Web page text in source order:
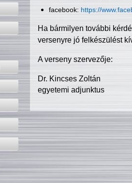
facebook: https://
Ha bármilyen további
versenyre jó felkészülést
A verseny szervezője:
Dr. Kincses Zoltán
egyetemi adjunktus